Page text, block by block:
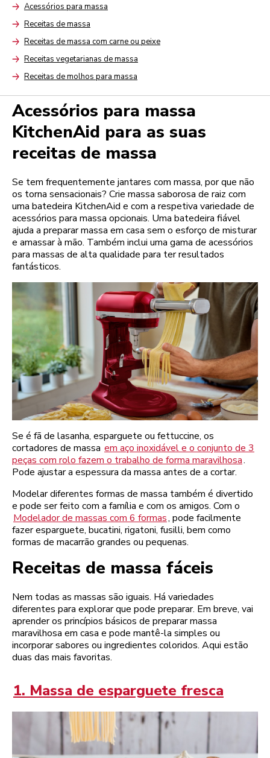
ArrowAcessórios para massa
ArrowReceitas de massa
ArrowReceitas de massa com carne ou peixe
ArrowReceitas vegetarianas de massa
ArrowReceitas de molhos para massa
Acessórios para massa
KitchenAid para as suas
receitas de massa
Se tem frequentemente jantares com massa, por que não
os torna sensacionais? Crie massa saborosa de raiz com
uma batedeira KitchenAid e com a respetiva variedade de
acessórios para massa opcionais. Uma batedeira fiável
ajuda a preparar massa em casa sem o esforço de misturar
e amassar à mão. Também inclui uma gama de acessórios
para massas de alta qualidade para ter resultados
fantásticos.
Se é fã de lasanha, esparguete ou fettuccine, os
cortadores de massa em aço inoxidável e o conjunto de 3
peças com rolo fazem o trabalho de forma maravilhosa.
Pode ajustar a espessura da massa antes de a cortar.
Modelar diferentes formas de massa também é divertido
e pode ser feito com a família e com os amigos. Com o
Modelador de massas com 6 formas, pode facilmente
fazer esparguete, bucatini, rigatoni, fusilli, bem como
formas de macarrão grandes ou pequenas.
Receitas de massa fáceis
Nem todas as massas são iguais. Há variedades
diferentes para explorar que pode preparar. Em breve, vai
aprender os princípios básicos de preparar massa
maravilhosa em casa e pode mantê-la simples ou
incorporar sabores ou ingredientes coloridos. Aqui estão
duas das mais favoritas.
1. Massa de esparguete fresca